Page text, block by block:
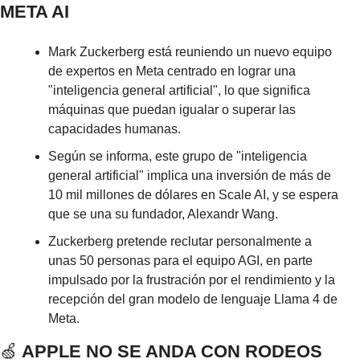
META AI
Mark Zuckerberg está reuniendo un nuevo equipo
de expertos en Meta centrado en lograr una
"inteligencia general artificial", lo que significa
máquinas que puedan igualar o superar las
capacidades humanas.
Según se informa, este grupo de "inteligencia
general artificial" implica una inversión de más de
10 mil millones de dólares en Scale AI, y se espera
que se una su fundador, Alexandr Wang.
Zuckerberg pretende reclutar personalmente a
unas 50 personas para el equipo AGI, en parte
impulsado por la frustración por el rendimiento y la
recepción del gran modelo de lenguaje Llama 4 de
Meta.
🍏 APPLE NO SE ANDA CON RODEOS